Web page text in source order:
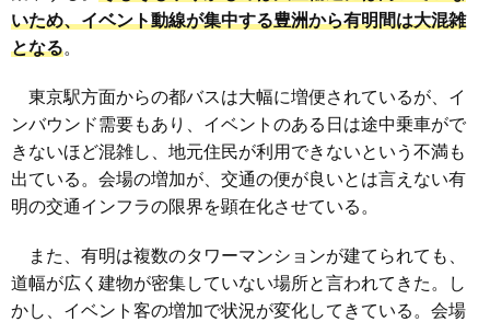
いため、イベント動線が集中する豊洲から有明間は大混雑
となる。
東京駅方面からの都バスは大幅に増便されているが、イ
ンバウンド需要もあり、イベントのある日は途中乗車がで
きないほど混雑し、地元住民が利用できないという不満も
出ている。会場の増加が、交通の便が良いとは言えない有
明の交通インフラの限界を顕在化させている。
また、有明は複数のタワーマンションが建てられても、
道幅が広く建物が密集していない場所と言われてきた。し
かし、イベント客の増加で状況が変化してきている。会場